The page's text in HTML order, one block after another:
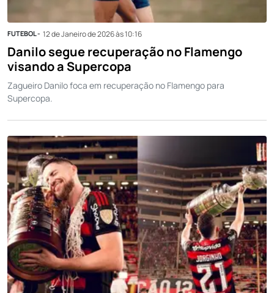
FUTEBOL - 12 de Janeiro de 2026 às 10:16
Danilo segue recuperação no Flamengo
visando a Supercopa
Zagueiro Danilo foca em recuperação no Flamengo para
Supercopa.